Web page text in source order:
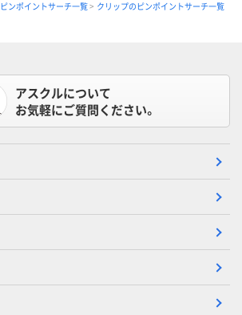
ピンポイントサーチ一覧
クリップのピンポイントサーチ一覧
アスクルについて
お気軽にご質問ください。